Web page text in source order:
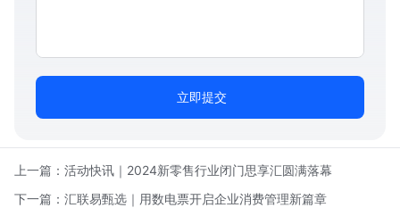
立即提交
上一篇： 活动快讯｜2024新零售行业闭门思享汇圆满落幕
下一篇： 汇联易甄选｜用数电票开启企业消费管理新篇章